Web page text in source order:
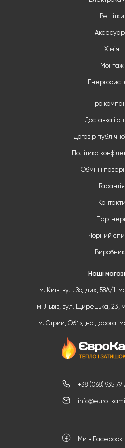
+38 (068) 935 79
info@euro-
Ми в Facebook
Решітки
Хімія
Монтаж
Про
Доставка і
Договір
Політика
Обмін і
Гарантія
Контакти
Чорний
Наші
м. Київ, вул. Зодчих, 58А/1,
м. Львів, вул. Щирецька, 23,
м. Стрий, Обʼїздна дорога,